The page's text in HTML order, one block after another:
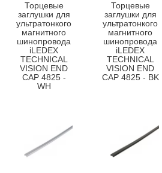
Торцевые
заглушки для
ультратонкого
магнитного
шинопровода
iLEDEX
TECHNICAL
VISION END
CAP 4825 -
WH
Торцевые
заглушки для
ультратонкого
магнитного
шинопровода
iLEDEX
TECHNICAL
VISION END
CAP 4825 - BK